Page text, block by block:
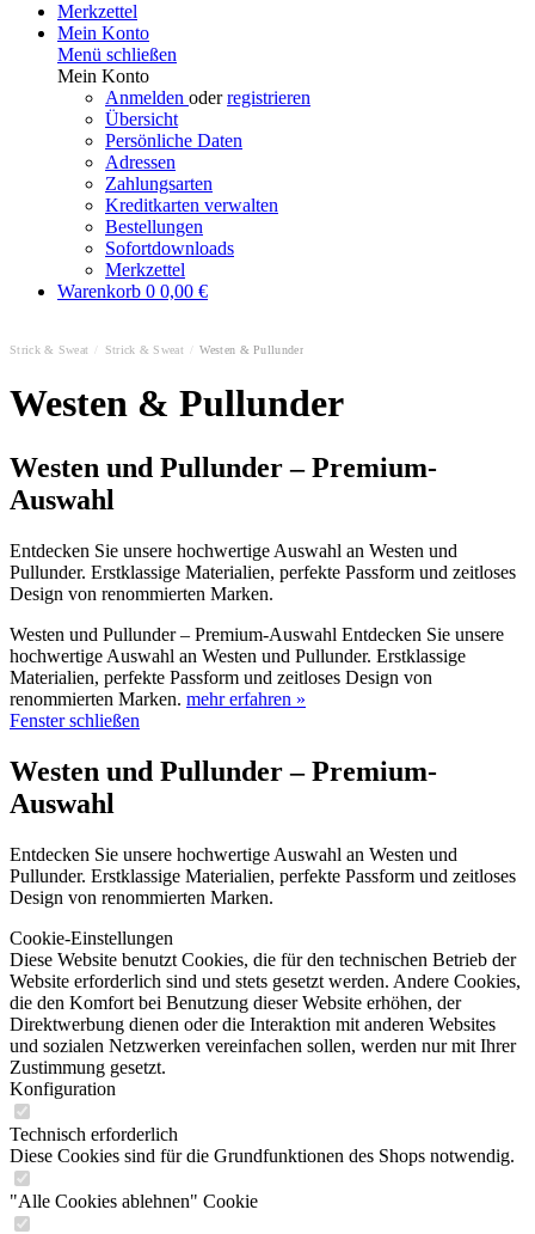
Merkzettel
Mein Konto
Menü schließen
Mein Konto
Anmelden oderregistrieren
Übersicht
Persönliche Daten
Adressen
Zahlungsarten
Kreditkarten verwalten
Bestellungen
Sofortdownloads
Merkzettel
Warenkorb 0 0,00 €
Strick & Sweat Strick & Sweat Westen & Pullunder
Westen & Pullunder
Westen und Pullunder – Premium-
Auswahl
Entdecken Sie unsere hochwertige Auswahl an Westen und
Pullunder. Erstklassige Materialien, perfekte Passform und zeitloses
Design von renommierten Marken.
Westen und Pullunder – Premium-Auswahl Entdecken Sie unsere
hochwertige Auswahl an Westen und Pullunder. Erstklassige
Materialien, perfekte Passform und zeitloses Design von
renommierten Marken. mehr erfahren »
Fenster schließen
Westen und Pullunder – Premium-
Auswahl
Entdecken Sie unsere hochwertige Auswahl an Westen und
Pullunder. Erstklassige Materialien, perfekte Passform und zeitloses
Design von renommierten Marken.
Cookie-Einstellungen
Diese Website benutzt Cookies, die für den technischen Betrieb der
Website erforderlich sind und stets gesetzt werden. Andere Cookies,
die den Komfort bei Benutzung dieser Website erhöhen, der
Direktwerbung dienen oder die Interaktion mit anderen Websites
und sozialen Netzwerken vereinfachen sollen, werden nur mit Ihrer
Zustimmung gesetzt.
Konfiguration
Technisch erforderlich
Diese Cookies sind für die Grundfunktionen des Shops notwendig.
"Alle Cookies ablehnen" Cookie